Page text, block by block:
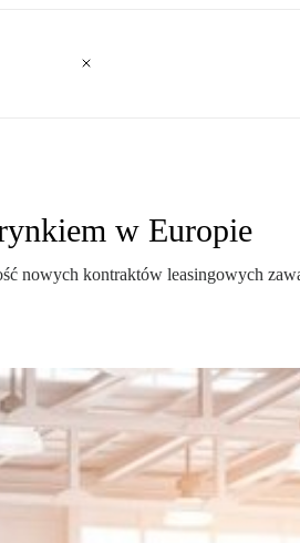
w Europie
nowych kontraktów leasingowych